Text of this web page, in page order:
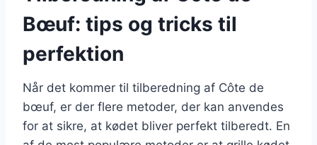
Bœuf: tips og tricks til
perfektion
Når det kommer til tilberedning af Côte de
bœuf, er der flere metoder, der kan anvendes
for at sikre, at kødet bliver perfekt tilberedt. En